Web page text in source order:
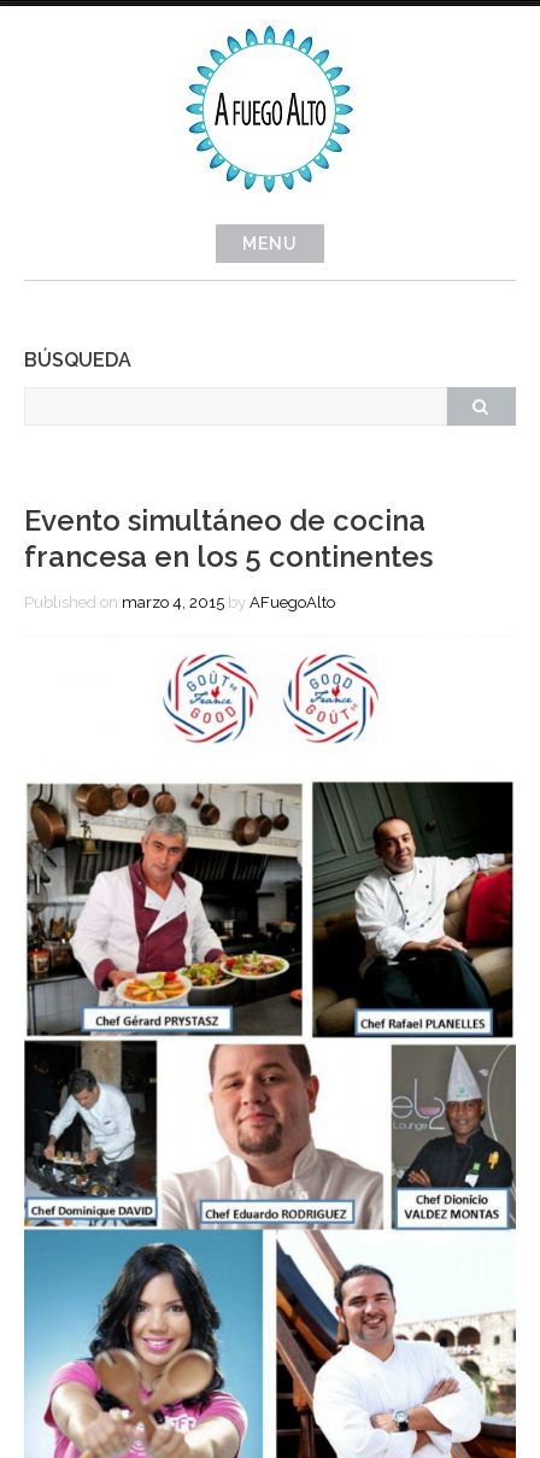
MENU
BÚSQUEDA
Evento simultáneo de cocina
francesa en los 5 continentes
Published on marzo 4, 2015 by AFuegoAlto